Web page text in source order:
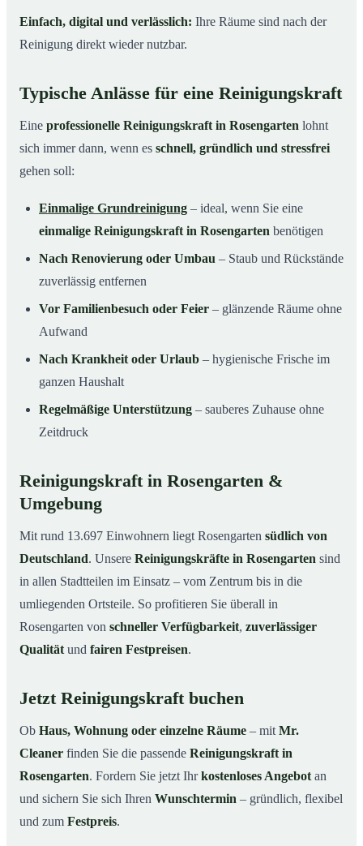
Einfach, digital und verlässlich: Ihre Räume sind nach der
Reinigung direkt wieder nutzbar.
Typische Anlässe für eine Reinigungskraft
Eine professionelle Reinigungskraft in Rosengarten lohnt
sich immer dann, wenn es schnell, gründlich und stressfrei
gehen soll:
Einmalige Grundreinigung – ideal, wenn Sie eine
einmalige Reinigungskraft in Rosengarten benötigen
Nach Renovierung oder Umbau – Staub und Rückstände
zuverlässig entfernen
Vor Familienbesuch oder Feier – glänzende Räume ohne
Aufwand
Nach Krankheit oder Urlaub – hygienische Frische im
ganzen Haushalt
Regelmäßige Unterstützung – sauberes Zuhause ohne
Zeitdruck
Reinigungskraft in Rosengarten &
Umgebung
Mit rund 13.697 Einwohnern liegt Rosengarten südlich von
Deutschland. Unsere Reinigungskräfte in Rosengarten sind
in allen Stadtteilen im Einsatz – vom Zentrum bis in die
umliegenden Ortsteile. So profitieren Sie überall in
Rosengarten von schneller Verfügbarkeit, zuverlässiger
Qualität und fairen Festpreisen.
Jetzt Reinigungskraft buchen
Ob Haus, Wohnung oder einzelne Räume – mit Mr.
Cleaner finden Sie die passende Reinigungskraft in
Rosengarten. Fordern Sie jetzt Ihrkostenloses Angebot an
und sichern Sie sich Ihren Wunschtermin – gründlich, flexibel
und zum Festpreis.